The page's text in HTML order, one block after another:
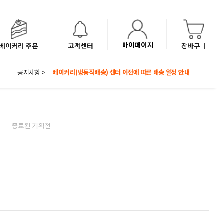
이커리 주문 고객센터 마이페이지 장바구니
공지사항 > 'NEW 바이브믹스 or 바리스타시럽 1종' 체험단 발표
종료된 기획전